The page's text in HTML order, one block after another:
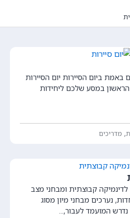
באמת ביום הסיירות יום הסיירות
במסע שלכם ליחידות
, מדריכים
קבוצתית ומבחני מצב
נערכים מבחני מיון מסוג
המועמד לעבור,...